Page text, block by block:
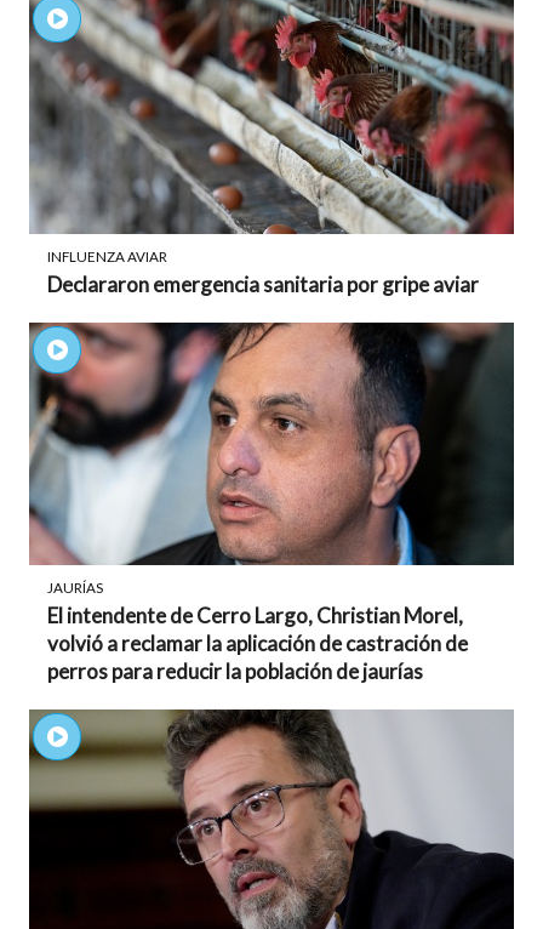
INFLUENZA AVIAR
Declararon emergencia sanitaria por gripe aviar
JAURÍAS
El intendente de Cerro Largo, Christian Morel,
volvió a reclamar la aplicación de castración de
perros para reducir la población de jaurías